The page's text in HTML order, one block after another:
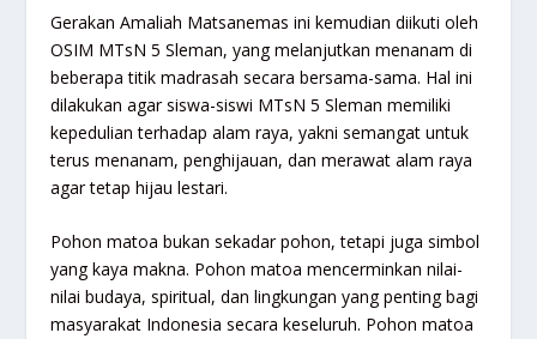
Gerakan Amaliah Matsanemas ini kemudian diikuti oleh
OSIM MTsN 5 Sleman, yang melanjutkan menanam di
beberapa titik madrasah secara bersama-sama. Hal ini
dilakukan agar siswa-siswi MTsN 5 Sleman memiliki
kepedulian terhadap alam raya, yakni semangat untuk
terus menanam, penghijauan, dan merawat alam raya
agar tetap hijau lestari.
Pohon matoa bukan sekadar pohon, tetapi juga simbol
yang kaya makna. Pohon matoa mencerminkan nilai-
nilai budaya, spiritual, dan lingkungan yang penting bagi
masyarakat Indonesia secara keseluruh. Pohon matoa